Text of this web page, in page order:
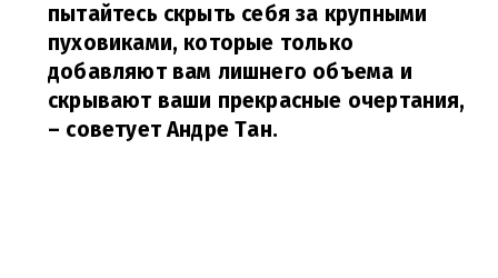
пытайтесь скрыть себя за крупными
пуховиками, которые только
добавляют вам лишнего объема и
скрывают ваши прекрасные очертания,
– советует Андре Тан.